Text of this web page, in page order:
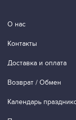
О нас
Контакты
Доставка и оплата
Возврат / Обмен
Календарь